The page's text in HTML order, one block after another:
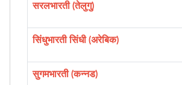
सरलभारती (तेलुगु)
सिंधुभारती सिंधी (अरेबिक)
सुगमभारती (कन्नड)